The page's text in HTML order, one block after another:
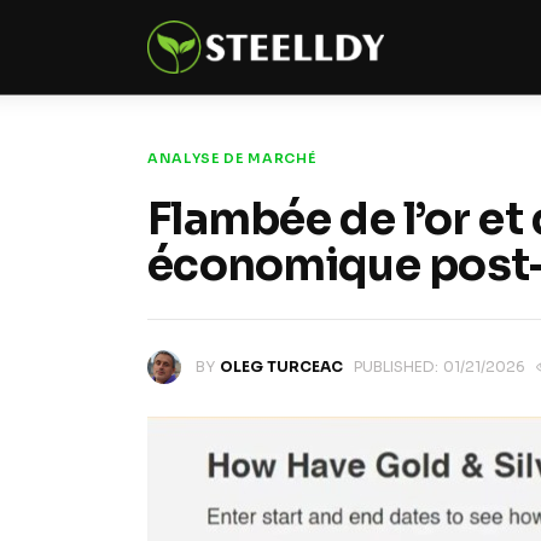
Markets
ANALYSE DE MARCHÉ
Flambée de l’or
économique
BY OLEG TURCEAC PUBLISHED: 01/21/2026